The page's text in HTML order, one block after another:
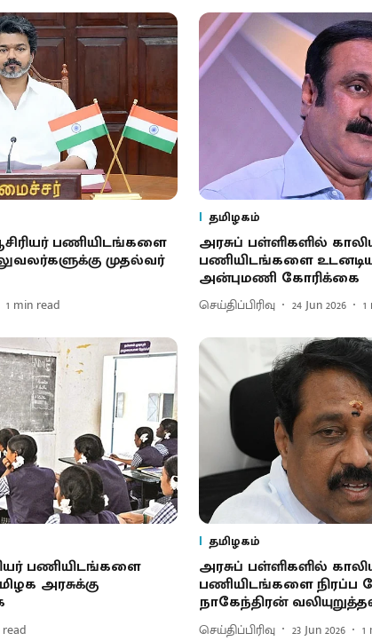
பணியிடங்களை
முதல்வர்
1 min read
தமிழகம்
அரசுப் பள்ளிகளில்
பணியிடங்களை
அன்புமணி கோரிக்கை
செய்திப்பிரிவு 24 Jun 2026 1
பணியிடங்களை
அரசுக்கு
தமிழகம்
அரசுப் பள்ளிகளில்
பணியிடங்களை நிரப்ப
நாகேந்திரன்
செய்திப்பிரிவு 23 Jun 2026 1